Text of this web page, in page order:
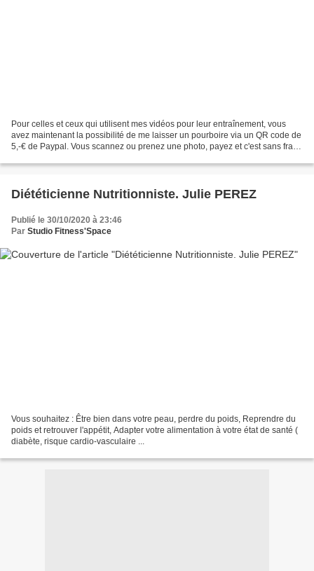
Pour celles et ceux qui utilisent mes vidéos pour leur entraînement, vous
avez maintenant la possibilité de me laisser un pourboire via un QR code de
5,-€ de Paypal. Vous scannez ou prenez une photo, payez et c'est sans frais
Diététicienne Nutritionniste. Julie PEREZ
Publié le 30/10/2020 à 23:46
Par Studio Fitness'Space
Vous souhaitez : Être bien dans votre peau, perdre du poids, Reprendre du
poids et retrouver l'appétit, Adapter votre alimentation à votre état de santé (
diabète, risque cardio-vasculaire ...